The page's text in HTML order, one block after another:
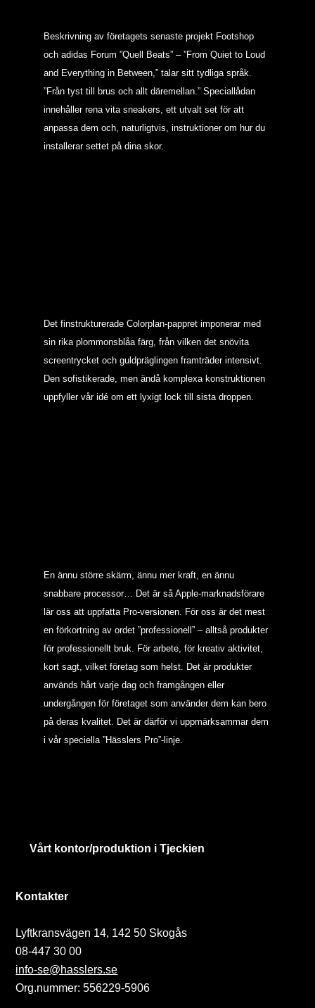
Beskrivning av företagets senaste projekt Footshop
och adidas Forum ”Quell Beats” – ”From Quiet to Loud
and Everything in Between,” talar sitt tydliga språk.
”Från tyst till brus och allt däremellan.” Speciallådan
innehåller rena vita sneakers, ett utvalt set för att
anpassa dem och, naturligtvis, instruktioner om hur du
installerar settet på dina skor.
Det finstrukturerade Colorplan-pappret imponerar med
sin rika plommonsblåa färg, från vilken det snövita
screentrycket och guldpräglingen framträder intensivt.
Den sofistikerade, men ändå komplexa konstruktionen
uppfyller vår idé om ett lyxigt lock till sista droppen.
En ännu större skärm, ännu mer kraft, en ännu
snabbare processor… Det är så Apple-marknadsförare
lär oss att uppfatta Pro-versionen. För oss är det mest
en förkortning av ordet ”professionell” – alltså produkter
för professionellt bruk. För arbete, för kreativ aktivitet,
kort sagt, vilket företag som helst. Det är produkter
används hårt varje dag och framgången eller
undergången för företaget som använder dem kan bero
på deras kvalitet. Det är därför vi uppmärksammar dem
i vår speciella ”Hässlers Pro”-linje.
Vårt kontor/produktion i Tjeckien
Kontakter
Lyftkransvägen 14, 142 50 Skogås
08-447 30 00
info-se@hasslers.se
Org.nummer: 556229-5906